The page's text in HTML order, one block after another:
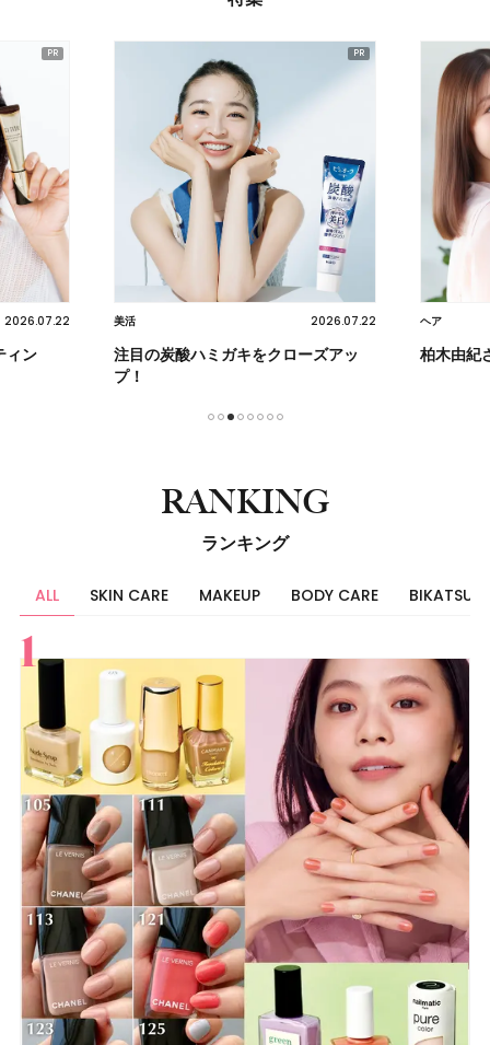
2026.07.22
ィン
美活 2026.07.22
注目の炭酸ハミガキをクローズアッ
プ！
ヘア
柏木由紀
RANKING
ランキング
ALL SKIN CARE MAKEUP BODY CARE BIKATSU
すべて
スキンケア
メイク
ボディケア
美活
ヘア
ライフスタイル
ビューティーズ